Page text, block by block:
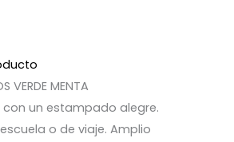
VERDE MENTA
un estampado alegre.
o de viaje. Amplio